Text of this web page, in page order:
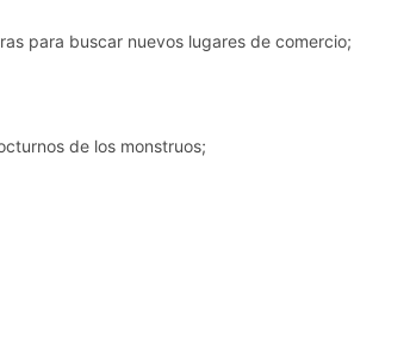
para buscar nuevos lugares de comercio;
de los monstruos;